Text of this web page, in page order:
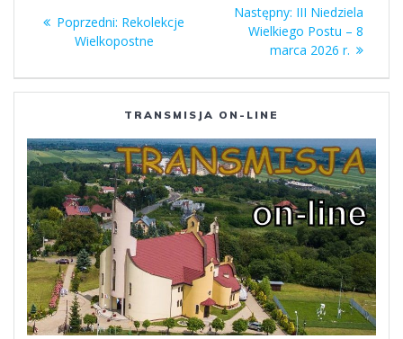
wpisu
Poprzedni: Poprzedni
wpis:
Rekolekcje
Wielkopostne
Następny: Następny
wpis:
III Niedziela
Wielkiego Postu – 8
marca 2026 r.
TRANSMISJA ON-LINE